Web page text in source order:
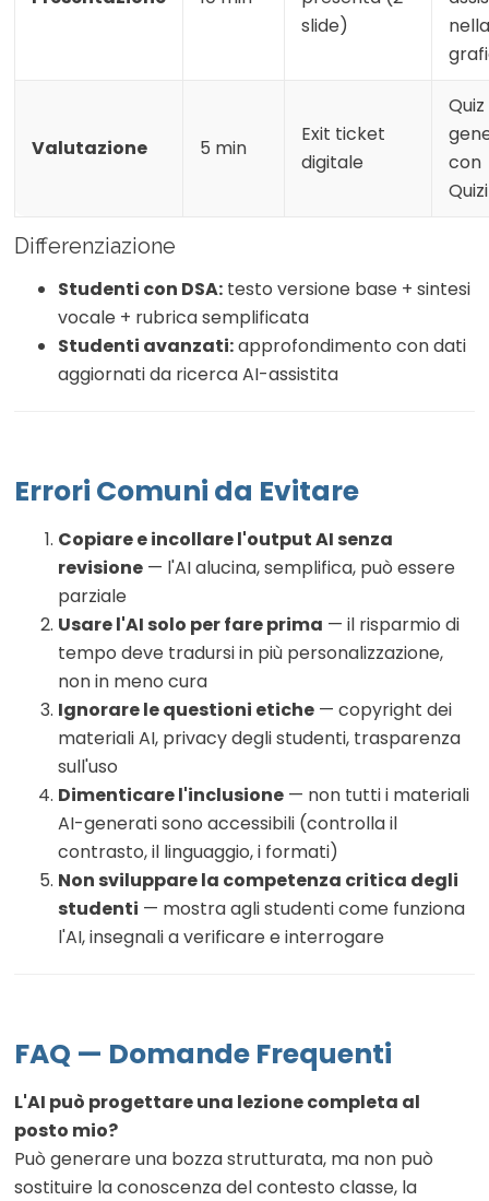
slide)
nella
Valutazione 5 min
Exit ticket
digitale
Quiz
con
Differenziazione
Studenti con DSA: testo versione base + sintesi
vocale + rubrica semplificata
Studenti avanzati:approfondimento con dati
aggiornati da ricerca AI-assistita
Errori Comuni da Evitare
Copiare e incollare l'output AI senza
revisione — l'AI alucina, semplifica, può essere
parziale
Usare l'AI solo per fare prima — il risparmio di
tempo deve tradursi in più personalizzazione,
non in meno cura
Ignorare le questioni etiche — copyright dei
materiali AI, privacy degli studenti, trasparenza
sull'uso
Dimenticare l'inclusione — non tutti i materiali
AI-generati sono accessibili (controlla il
contrasto, il linguaggio, i formati)
Non sviluppare la competenza critica degli
studenti — mostra agli studenti come funziona
l'AI, insegnali a verificare e interrogare
FAQ — Domande Frequenti
L'AI può progettare una lezione completa al
posto mio?
Può generare una bozza strutturata, ma non può
sostituire la conoscenza del contesto classe, la